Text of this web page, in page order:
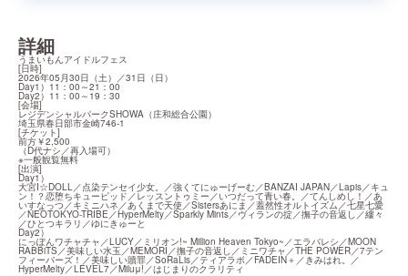
詳細
うまいもんアイドルフェス
[日時]
2026年05月30日（土）／31日（日）
Day1）11：00～21：00
Day2）11：00～19：30
[会場]
レジデンシャルパークSHOWA（庄和総合公園）
埼玉県春日部市金崎746-1
[チケット]
前方￥2,500
（D代ナシ／再入場可）
※一般観覧無料
[出演]
Day1）
大宮I☆DOLL／点染テンセイ少女。／強くてにゅーげーむ／BANZAI JAPAN／Lapis／キュ
ン！？恋堕ちキューピッド／レッスントゥミー／いつだって青い春。／てんしめし！／あ
いすなっつ／キミニハネ／あくまで天使／Sistersあにま／蓋然性オルトイズム／七星七愛
／NEOTOKYO-TRIBE／HyperMelty／Sparkly Mints／ヴィランの掟／撫子の音返し／縷々
／ひとつキラリ／ゆにきゅーと
Day2）
にっぽんワチャチャ／LUCY／ミリオン!~ Million Heaven Tokyo~／エラバレシ／MOON
RABBiTS／美味しい水玉／MEMORI／撫子の音返し／ミニワチャ／THE POWER／7テン
フィーバーズ！／美味しい贖罪／SoRaLis／ティアラボ／FADEIN＋／きみはれ。／
HyperMelty／LEVEL7／Miluμ!／はじまりのクラリティ